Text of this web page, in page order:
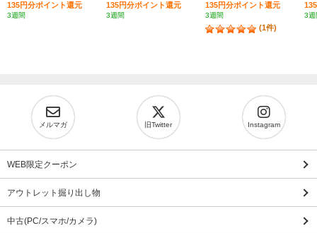
135円分ポイント還元
3週間
135円分ポイント還元
3週間
135円分ポイント還元
3週間
(1件)
3週
メルマガ 旧Twitter Instagram
WEB限定クーポン
アウトレット掘り出し物
中古(PC/スマホ/カメラ)